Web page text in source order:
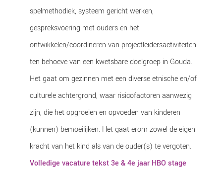
spelmethodiek, systeem gericht werken,
gespreksvoering met ouders en het
ontwikkelen/coördineren van projectleidersactiviteiten
ten behoeve van een kwetsbare doelgroep in Gouda.
Het gaat om gezinnen met een diverse etnische en/of
culturele achtergrond, waar risicofactoren aanwezig
zijn, die het opgroeien en opvoeden van kinderen
(kunnen) bemoeilijken. Het gaat erom zowel de eigen
kracht van het kind als van de ouder(s) te vergoten.
Volledige vacature tekst 3e & 4e jaar HBO stage